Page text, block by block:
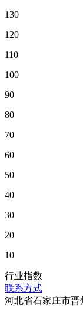
130
120
110
100
90
80
70
60
50
40
30
20
10
行业指数
联系方式
河北省石家庄市